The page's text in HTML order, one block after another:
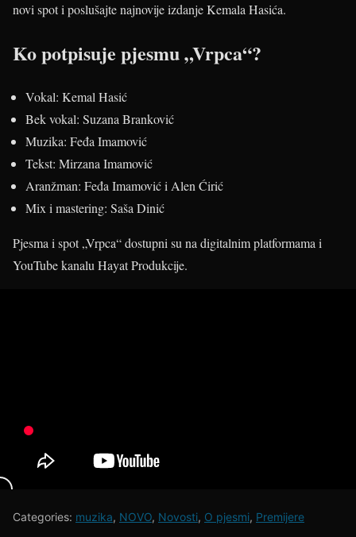
novi spot i poslušajte najnovije izdanje Kemala Hasića.
Ko potpisuje pjesmu „Vrpca“?
Vokal: Kemal Hasić
Bek vokal: Suzana Branković
Muzika: Feđa Imamović
Tekst: Mirzana Imamović
Aranžman: Feđa Imamović i Alen Ćirić
Mix i mastering: Saša Dinić
Pjesma i spot „Vrpca“ dostupni su na digitalnim platformama i
YouTube kanalu Hayat Produkcije.
Categories: muzika, NOVO, Novosti, O pjesmi, Premijere